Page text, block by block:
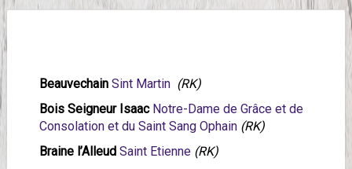
Beauvechain Sint Martin (RK)
Bois Seigneur Isaac Notre-Dame de Grâce et de
Consolation et du Saint Sang Ophain (RK)
Braine l’Alleud Saint Etienne (RK)